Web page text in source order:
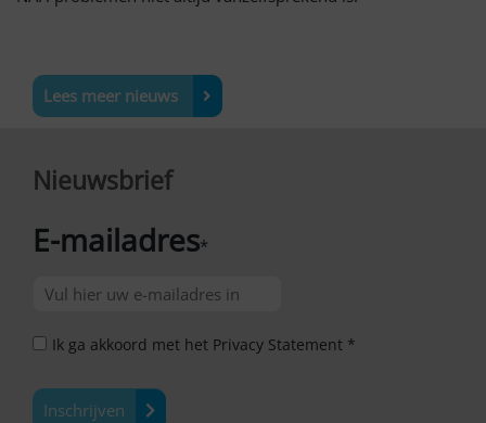
Lees meer nieuws
Nieuwsbrief
E-mailadres*
Ik ga akkoord met het Privacy Statement *
Inschrijven